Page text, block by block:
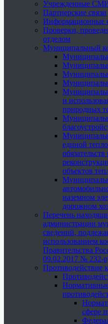
Учрежденные
Партнерские связи
Информационные
Проверки,
отделом
Муниципальный
и
природных
единой
объектов
наземном
дорожном
Перечень
администрации
сведений,
использованием
Правительства
09.02.2017 № 232-
Противодействие
сфере